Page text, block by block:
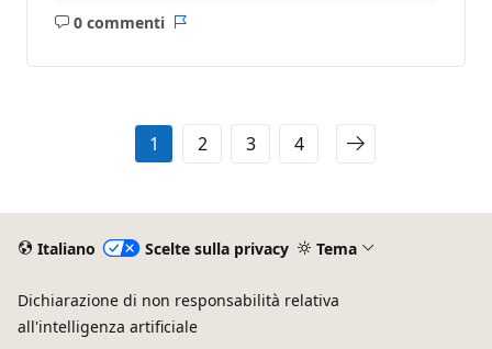
0 commenti
Nessun
1 2 3 4
Italiano Scelte sulla privacy Tema
Dichiarazione di non responsabilità relativa
all'intelligenza artificiale